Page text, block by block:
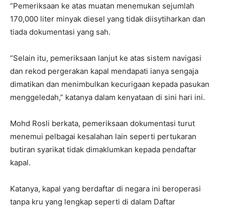
“Pemeriksaan ke atas muatan menemukan sejumlah
170,000 liter minyak diesel yang tidak diisytiharkan dan
tiada dokumentasi yang sah.
“Selain itu, pemeriksaan lanjut ke atas sistem navigasi
dan rekod pergerakan kapal mendapati ianya sengaja
dimatikan dan menimbulkan kecurigaan kepada pasukan
menggeledah,” katanya dalam kenyataan di sini hari ini.
Mohd Rosli berkata, pemeriksaan dokumentasi turut
menemui pelbagai kesalahan lain seperti pertukaran
butiran syarikat tidak dimaklumkan kepada pendaftar
kapal.
Katanya, kapal yang berdaftar di negara ini beroperasi
tanpa kru yang lengkap seperti di dalam Daftar